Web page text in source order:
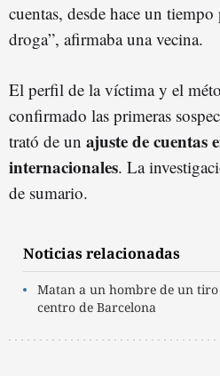
cuentas, desde hace un
droga”, afirmaba una vecina.
El perfil de la víctima y el
confirmado las primeras
trató de un ajuste de cuentas
internacionales. La
de sumario.
Noticias relacionadas
Matan a un hombre de un tiro
centro de Barcelona